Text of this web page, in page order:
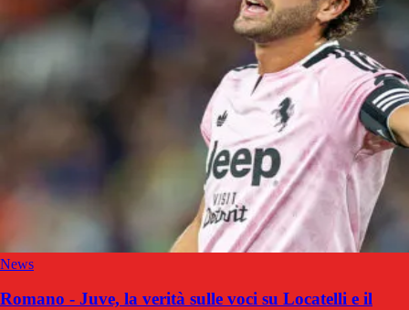
News
Romano - Juve, la verità sulle voci su Locatelli e il